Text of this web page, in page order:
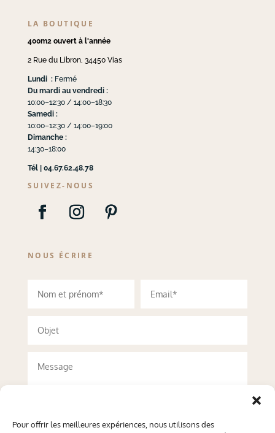
Pour offrir les meilleures expériences, nous utilisons des
LA BOUTIQUE
400m2 ouvert à l'année
2 Rue du Libron, 34450 Vias
Lundi :Fermé
Du mardi au vendredi :
10:00–12:30 / 14:00–18:30
Samedi :
10:00–12:30 / 14:00–19:00
Dimanche :
14:30–18:00
Tél | 04.67.62.48.78
SUIVEZ-NOUS
NOUS ÉCRIRE